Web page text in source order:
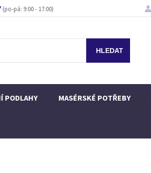
(po-pá: 9:00 - 17:00)
PODLAHY MASÉRSKÉ POTŘEBY